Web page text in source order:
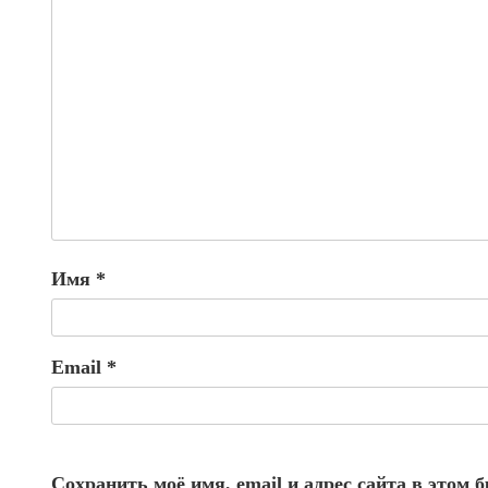
Имя *
Email *